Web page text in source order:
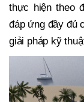
thực hiện theo
đáp ứng đầy đủ
giải pháp kỹ